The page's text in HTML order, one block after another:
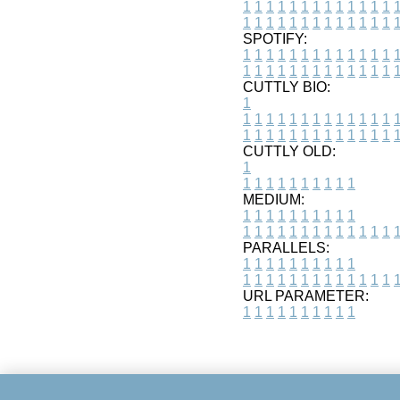
1 1 1 1 1 1 1 1 1 1 1 1 1 1
1 1 1 1 1 1 1 1 1 1 1 1 1 1
SPOTIFY:
1 1 1 1 1 1 1 1 1 1 1 1 1 1
1 1 1 1 1 1 1 1 1 1 1 1 1 1
CUTTLY BIO:
1
1 1 1 1 1 1 1 1 1 1 1 1 1 1
1 1 1 1 1 1 1 1 1 1 1 1 1 1
CUTTLY OLD:
1
1 1 1 1 1 1 1 1 1 1
MEDIUM:
1 1 1 1 1 1 1 1 1 1
1 1 1 1 1 1 1 1 1 1 1 1 1 1
PARALLELS:
1 1 1 1 1 1 1 1 1 1
1 1 1 1 1 1 1 1 1 1 1 1 1 1
URL PARAMETER:
1 1 1 1 1 1 1 1 1 1